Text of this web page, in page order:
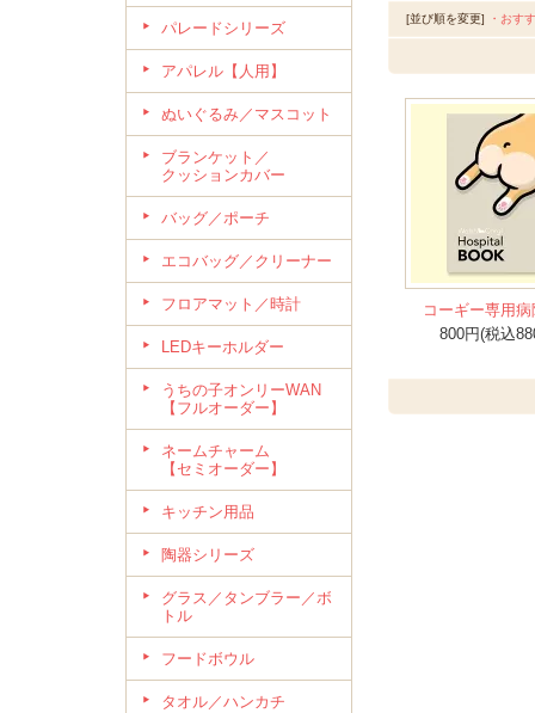
パレードシリーズ
アパレル【人用】
ぬいぐるみ／マスコット
ブランケット／
クッションカバー
バッグ／ポーチ
エコバッグ／クリーナー
フロアマット／時計
LEDキーホルダー
うちの子オンリーWAN
【フルオーダー】
ネームチャーム
【セミオーダー】
キッチン用品
陶器シリーズ
グラス／タンブラー／ボ
トル
フードボウル
タオル／ハンカチ
[並び順を変更] ・おす
コーギー専用
800円(税込